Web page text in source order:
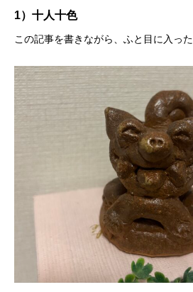
1）十人十色
この記事を書きながら、ふと目に入っ